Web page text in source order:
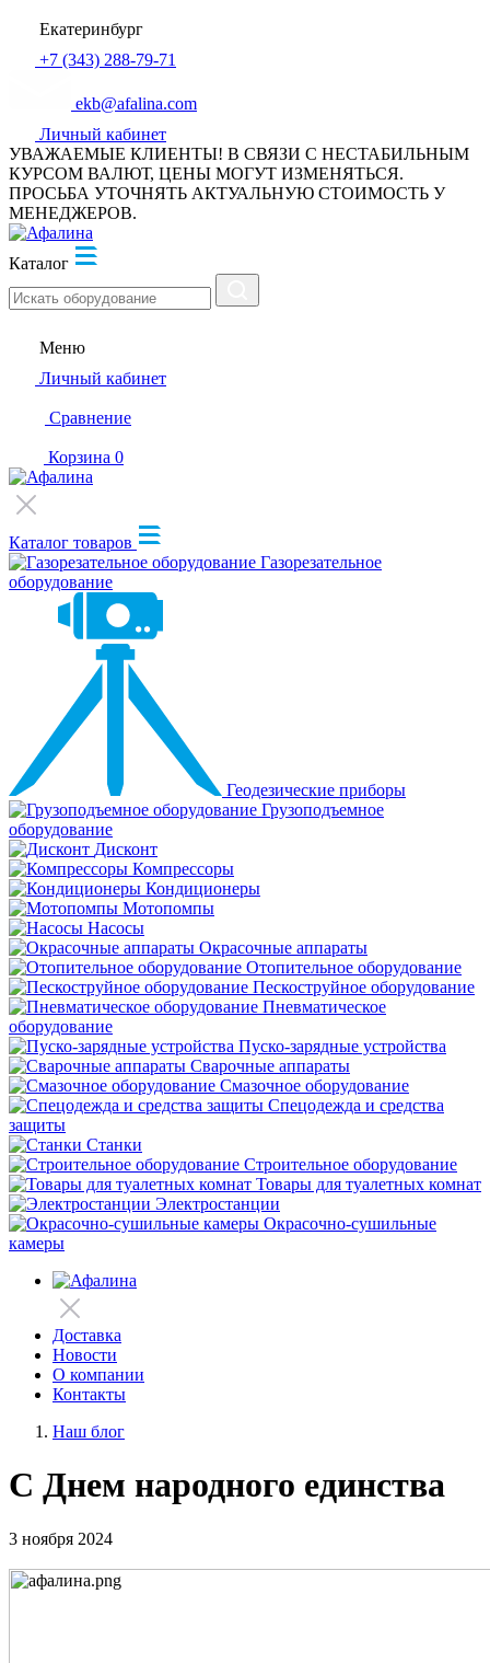
Екатеринбург
+7 (343) 288-79-71
ekb@afalina.com
Личный кабинет
УВАЖАЕМЫЕ КЛИЕНТЫ! В СВЯЗИ С НЕСТАБИЛЬНЫМ
КУРСОМ ВАЛЮТ, ЦЕНЫ МОГУТ ИЗМЕНЯТЬСЯ.
ПРОСЬБА УТОЧНЯТЬ АКТУАЛЬНУЮ СТОИМОСТЬ У
МЕНЕДЖЕРОВ.
Каталог
Меню
Личный кабинет
Сравнение
Корзина 0
Каталог товаров
Газорезательное
оборудование
Геодезические приборы
Грузоподъемное
оборудование
Дисконт
Компрессоры
Кондиционеры
Мотопомпы
Насосы
Окрасочные аппараты
Отопительное оборудование
Пескоструйное оборудование
Пневматическое
оборудование
Пуско-зарядные устройства
Сварочные аппараты
Смазочное оборудование
Спецодежда и средства
защиты
Станки
Строительное оборудование
Товары для туалетных комнат
Электростанции
Окрасочно-сушильные
камеры
Доставка
Новости
О компании
Контакты
Наш блог
С Днем народного единства
3 ноября 2024